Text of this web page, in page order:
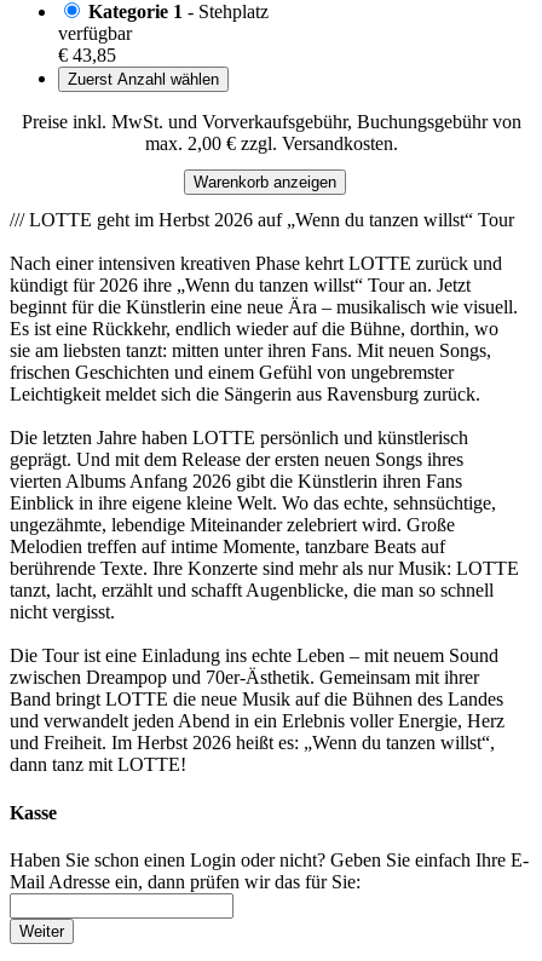
Kategorie 1 - Stehplatz
verfügbar
€ 43,85
Zuerst Anzahl wählen
Preise inkl. MwSt. und Vorverkaufsgebühr, Buchungsgebühr von
max. 2,00 € zzgl. Versandkosten.
Warenkorb anzeigen
/// LOTTE geht im Herbst 2026 auf „Wenn du tanzen willst“ Tour
Nach einer intensiven kreativen Phase kehrt LOTTE zurück und
kündigt für 2026 ihre „Wenn du tanzen willst“ Tour an. Jetzt
beginnt für die Künstlerin eine neue Ära – musikalisch wie visuell.
Es ist eine Rückkehr, endlich wieder auf die Bühne, dorthin, wo
sie am liebsten tanzt: mitten unter ihren Fans. Mit neuen Songs,
frischen Geschichten und einem Gefühl von ungebremster
Leichtigkeit meldet sich die Sängerin aus Ravensburg zurück.
Die letzten Jahre haben LOTTE persönlich und künstlerisch
geprägt. Und mit dem Release der ersten neuen Songs ihres
vierten Albums Anfang 2026 gibt die Künstlerin ihren Fans
Einblick in ihre eigene kleine Welt. Wo das echte, sehnsüchtige,
ungezähmte, lebendige Miteinander zelebriert wird. Große
Melodien treffen auf intime Momente, tanzbare Beats auf
berührende Texte. Ihre Konzerte sind mehr als nur Musik: LOTTE
tanzt, lacht, erzählt und schafft Augenblicke, die man so schnell
nicht vergisst.
Die Tour ist eine Einladung ins echte Leben – mit neuem Sound
zwischen Dreampop und 70er-Ästhetik. Gemeinsam mit ihrer
Band bringt LOTTE die neue Musik auf die Bühnen des Landes
und verwandelt jeden Abend in ein Erlebnis voller Energie, Herz
und Freiheit. Im Herbst 2026 heißt es: „Wenn du tanzen willst“,
dann tanz mit LOTTE!
Kasse
Haben Sie schon einen Login oder nicht? Geben Sie einfach Ihre E-
Mail Adresse ein, dann prüfen wir das für Sie:
Weiter